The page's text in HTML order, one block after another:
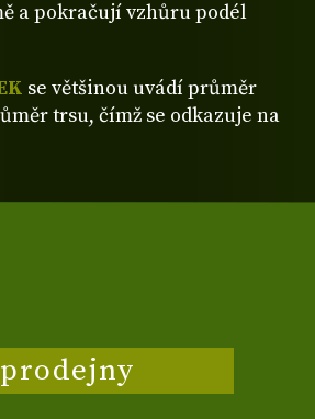
a pokračují vzhůru podél
se většinou uvádí průměr
trsu, čímž se odkazuje na